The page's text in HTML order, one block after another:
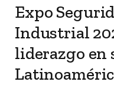
Expo
Industrial
liderazgo en